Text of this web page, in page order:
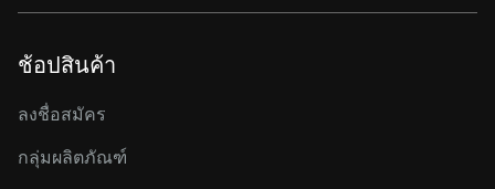
ช้อปสินค้า
ลงชื่อสมัคร
กลุ่มผลิตภัณฑ์